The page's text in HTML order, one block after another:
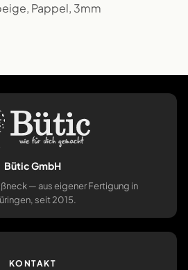
Pappel, 3mm
Bütic GmbH
— aus eigener Fertigung in
seit 2015.
KONTAKT